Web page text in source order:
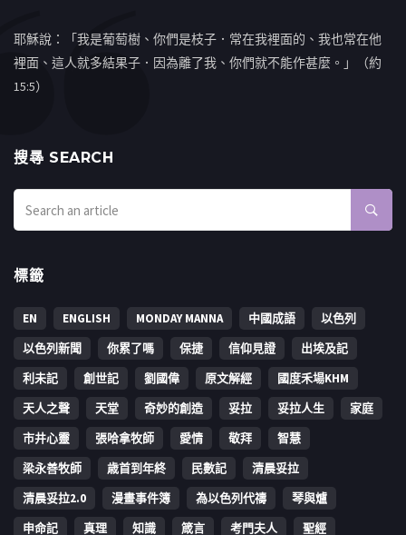
耶穌說：「我是葡萄樹、你們是枝子．常在我裡面的、我也常在他
裡面、這人就多結果子．因為離了我、你們就不能作甚麼。」（約
15:5）
搜㝷 SEARCH
標籤
EN ENGLISH MONDAY MANNA 中國成語
以色列
以色列新聞
你累了嗎 保捷 信仰見證
出埃及記
利未記
創世記 劉國偉 原文解經
國度禾場KHM
天人之聲
天堂 奇妙的創造 妥拉 妥拉人生
家庭
市井心靈
張哈拿牧師 愛情 敬拜
智慧
梁永善牧師
歳首到年終 民數記
清晨妥拉
清晨妥拉2.0
漫畫事件簿 為以色列代禱
琴與爐
申命記
真理 知識 箴言 考門夫人 聖經